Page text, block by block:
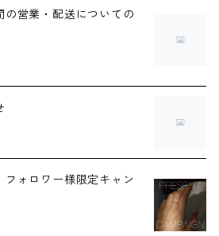
の営業・配送についての
フォロワー様限定キャン